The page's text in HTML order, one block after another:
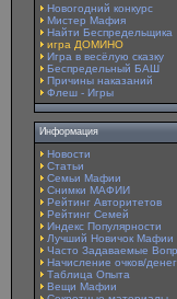
Новогодний конкурс
Мистер Мафия
Найти Беспредельщика
игра ДОМИНО
Игра в весёлую сказку
Беспредельный БАШ
Причины наказаний
Флеш - Игры
Информация
Новости
Статьи
Семьи Мафии
Снимки МАФИИ
Рейтинг Авторитетов
Рейтинг Семей
Индекс Популярности
Лучший Новичок Мафии
Часто Задаваемые
Начисление очков/денег
Таблица Опыта
Вещи Мафии